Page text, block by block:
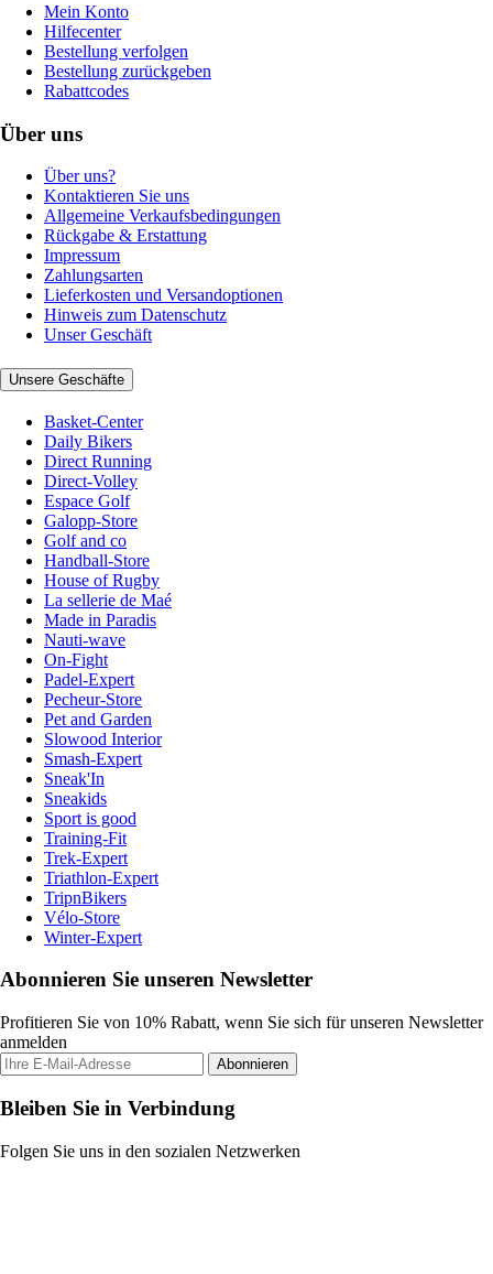
Mein Konto
Hilfecenter
Bestellung verfolgen
Bestellung zurückgeben
Rabattcodes
Über uns
Über uns?
Kontaktieren Sie uns
Allgemeine Verkaufsbedingungen
Rückgabe & Erstattung
Impressum
Zahlungsarten
Lieferkosten und Versandoptionen
Hinweis zum Datenschutz
Unser Geschäft
Unsere Geschäfte
Basket-Center
Daily Bikers
Direct Running
Direct-Volley
Espace Golf
Galopp-Store
Golf and co
Handball-Store
House of Rugby
La sellerie de Maé
Made in Paradis
Nauti-wave
On-Fight
Padel-Expert
Pecheur-Store
Pet and Garden
Slowood Interior
Smash-Expert
Sneak'In
Sneakids
Sport is good
Training-Fit
Trek-Expert
Triathlon-Expert
TripnBikers
Vélo-Store
Winter-Expert
Abonnieren Sie unseren Newsletter
Profitieren Sie von 10% Rabatt, wenn Sie sich für unseren Newsletter
anmelden
Abonnieren
Bleiben Sie in Verbindung
Folgen Sie uns in den sozialen Netzwerken